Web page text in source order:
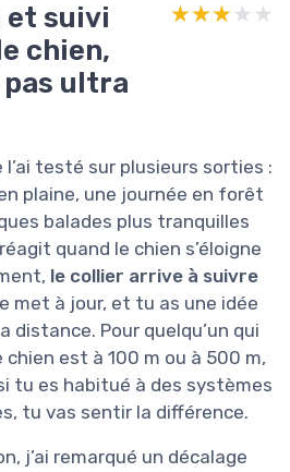
et suivi
chien,
pas ultra
★★★★★
★★★★★
testé sur plusieurs sorties :
plaine, une journée en forêt
balades plus tranquilles
quand le chien s’éloigne
le collier arrive à suivre
met à jour, et tu as une idée
distance. Pour quelqu’un qui
est à 100 m ou à 500 m,
tu es habitué à des systèmes
tu vas sentir la différence.
j’ai remarqué un décalage